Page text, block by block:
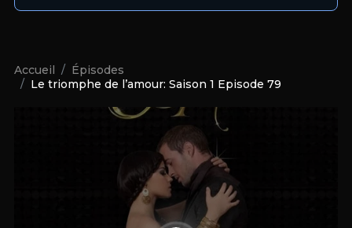
Accueil
Épisodes
Le triomphe de l’amour: Saison 1 Episode 79